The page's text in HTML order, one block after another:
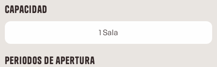
Capacidad
1 Sala
Periodos de apertura